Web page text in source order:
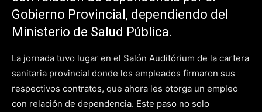
Gobierno Provincial, dependiendo del
Ministerio de Salud Pública.
La jornada tuvo lugar en el Salón Auditórium de la cartera
sanitaria provincial donde los empleados firmaron sus
respectivos contratos, que ahora les otorga un empleo
con relación de dependencia. Este paso no solo